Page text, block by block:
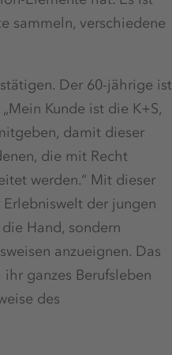
sammeln, verschiedene
Der 60-jährige ist
Kunde ist die K+S,
damit dieser
die mit Recht
werden.“ Mit dieser
der jungen
Hand, sondern
anzueignen. Das
ganzes Berufsleben
des